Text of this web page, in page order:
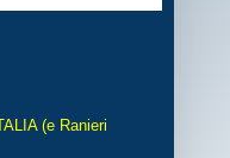
(e Ranieri